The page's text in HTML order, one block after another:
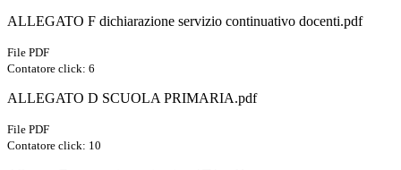
ALLEGATO F dichiarazione servizio continuativo docenti.pdf
File PDF
Contatore click: 6
ALLEGATO D SCUOLA PRIMARIA.pdf
File PDF
Contatore click: 10